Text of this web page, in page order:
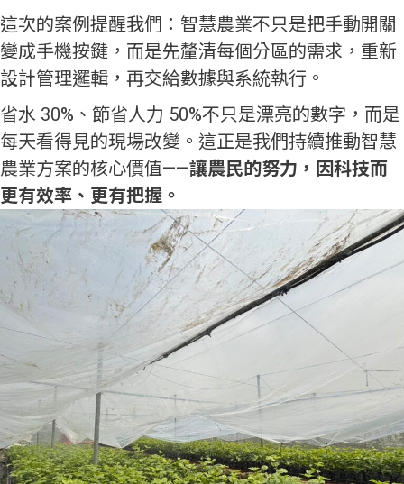
這次的案例提醒我們：智慧農業不只是把手動開關
變成手機按鍵，而是先釐清每個分區的需求，重新
設計管理邏輯，再交給數據與系統執行。
省水 30%、節省人力 50%不只是漂亮的數字，而是
每天看得見的現場改變。這正是我們持續推動智慧
農業方案的核心價值——讓農民的努力，因科技而
更有效率、更有把握。